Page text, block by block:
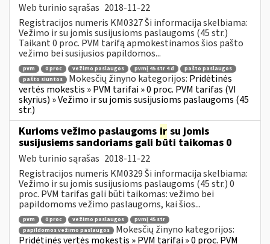
Web turinio sąrašas 2018-11-22
Registracijos numeris KM0327 Ši informacija skelbiama:
Vežimo ir su jomis susijusioms paslaugoms (45 str.)
Taikant 0 proc. PVM tarifą apmokestinamos šios pašto
vežimo bei susijusios papildomos...
pvm 0 proc vežimo paslaugos pvmį 45 str 4 d
pašto paslaugos
pašto siuntos
Mokesčių žinyno kategorijos: Pridėtinės
vertės mokestis » PVM tarifai » 0 proc. PVM tarifas (VI
skyrius) » Vežimo ir su jomis susijusioms paslaugoms (45
str.)
Kurioms vežimo paslaugoms ir su jomis
susijusiems sandoriams gali būti taikomas 0
Web turinio sąrašas 2018-11-22
Registracijos numeris KM0329 Ši informacija skelbiama:
Vežimo ir su jomis susijusioms paslaugoms (45 str.) 0
proc. PVM tarifas gali būti taikomas: vežimo bei
papildomoms vežimo paslaugoms, kai šios...
pvm 0 proc vežimo paslaugos
pvmį 45 str
papildomos vežimo paslaugos
Mokesčių žinyno kategorijos:
Pridėtinės vertės mokestis » PVM tarifai » 0 proc. PVM